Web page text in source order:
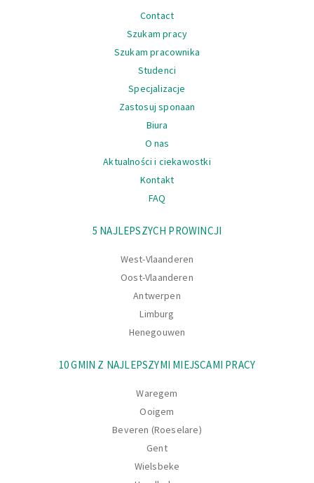
Contact
Szukam pracy
Szukam pracownika
Studenci
Specjalizacje
Zastosuj sponaan
Biura
O nas
Aktualności i ciekawostki
Kontakt
FAQ
5 NAJLEPSZYCH PROWINCJI
West-Vlaanderen
Oost-Vlaanderen
Antwerpen
Limburg
Henegouwen
10 GMIN Z NAJLEPSZYMI MIEJSCAMI PRACY
Waregem
Ooigem
Beveren (Roeselare)
Gent
Wielsbeke